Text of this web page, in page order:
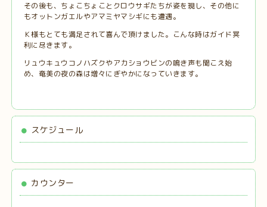
その後も、ちょこちょことクロウサギたちが姿を現し、その他に
もオットンガエルやアマミヤマシギにも遭遇。
Ｋ様もとても満足されて喜んで頂けました。こんな時はガイド冥
利に尽きます。
リュウキュウコノハズクやアカショウビンの鳴き声も聞こえ始
め、奄美の夜の森は増々にぎやかになっていきます。
スケジュール
カウンター